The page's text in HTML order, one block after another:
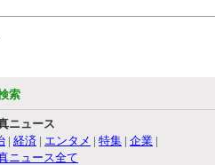
索
ニュース
| 経済 | エンタメ | 特集 | 企業 |
ニュース全て